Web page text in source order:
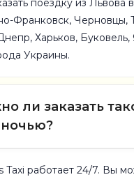
поездку из Львова
Франковск, Черновцы,
Харьков,
Украины.
ли заказать
Taxi работает 24/7. Вы